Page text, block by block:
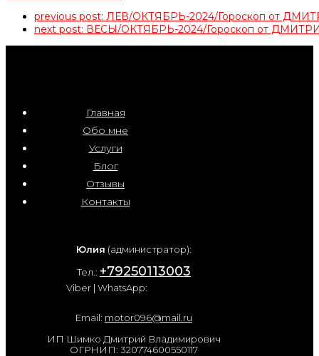
previous post: ЛЕВ/ОКТЯБРЬ-2024/Гороскоп от
next post: ВЕСЫ/ОКТЯБРЬ-2024/Гороскоп от
Главная
Обо мне
Услуги
Блог
Отзывы
Контакты
Юлия (администратор):
Тел.: +79250113003
Viber | WhatsApp:
Email: motor096@mail.ru
ИП Шимко Дмитрий Владимирович
ОГРНИП: 320774600550117